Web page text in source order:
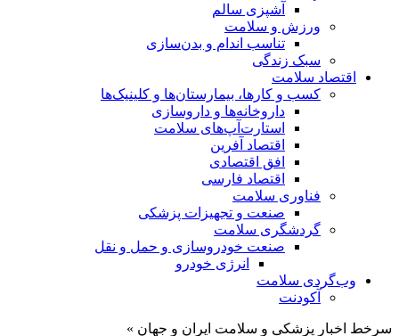
آشپزی سالم
ورزش و سلامت
تناسب اندام و بدن‌سازی
سبک زندگی
اقتصاد سلامت
کسب و کارها، بیمارستان‌ها و کلینیک‌ها
داروخانه‌ها و داروسازی
استارت‌آپ‌های سلامت
اقتصاد آفرین
افق اقتصادی
اقتصاد فارسی
فناوری سلامت
صنعت و تجهیزات پزشکی
گردشگری سلامت
صنعت خودروسازی و حمل و نقل
انرژی خودرو
وب‌گردی سلامت
آکودنت
سرخط اخبار پزشکی و سلامت ایران و جهان »